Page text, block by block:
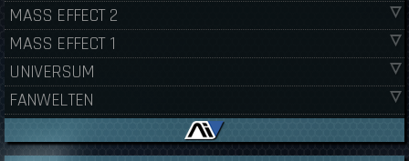
MASS EFFECT 2
MASS EFFECT 1
UNIVERSUM
FANWELTEN